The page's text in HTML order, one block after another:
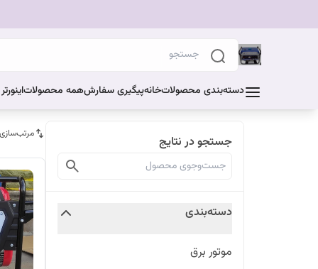
دسته‌بندی محصولاتخانهپیگیری سفارشهمه محصولات
جستجو در نتایج
دسته‌بندی
موتور برق